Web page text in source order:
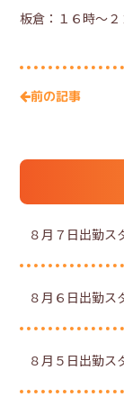
板倉：１６時～２
前の記事
８月７日出勤ス
８月６日出勤ス
８月５日出勤ス